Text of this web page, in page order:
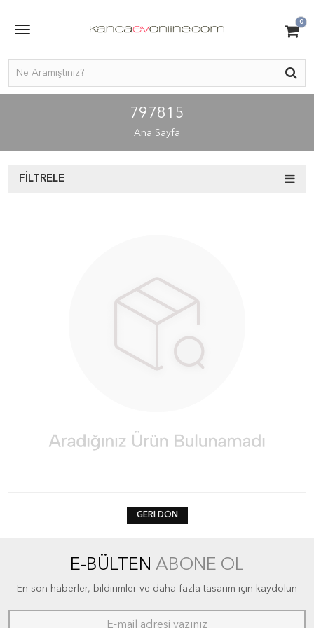
0
797815
Ana Sayfa
FILTRELE
GERI DÖN
E-BÜLTEN ABONE OL
En son haberler, bildirimler ve daha fazla tasarım için kaydolun